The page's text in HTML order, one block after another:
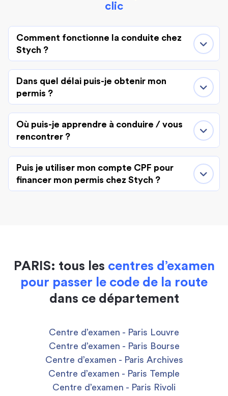
clic
Comment fonctionne la conduite chez
Stych ?
Dans quel délai puis-je obtenir mon
permis ?
Où puis-je apprendre à conduire / vous
rencontrer ?
Puis je utiliser mon compte CPF pour
financer mon permis chez Stych ?
PARIS: tous les centres d’examen
pour passer le code de la route
dans ce département
Centre d’examen - Paris Louvre
Centre d’examen - Paris Bourse
Centre d’examen - Paris Archives
Centre d’examen - Paris Temple
Centre d’examen - Paris Rivoli